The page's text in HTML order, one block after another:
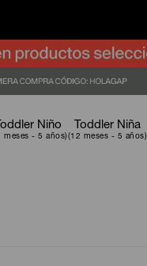
Niño Toddler Niña